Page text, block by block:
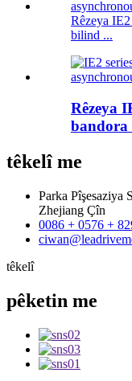
Rêzeya IE2
bilind ...
Rêzeya
bandora
têkelî me
Parka Pîşesaziya
Zhejiang Çîn
0086 + 0576 +
têkelî
pêketin me